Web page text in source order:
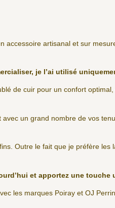
accessoire artisanal et sur
je l’ai utilisé
de cuir pour un confort
un grand nombre de vos
Outre le fait que je préfère les
et apportez une touche
les marques Poiray et OJ